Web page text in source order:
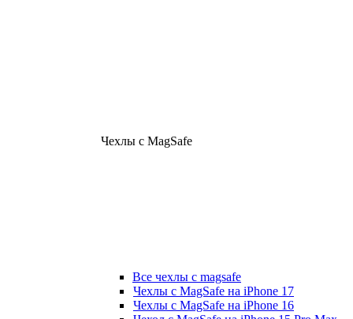
Чехлы с MagSafe
Все чехлы с magsafe
Чехлы с MagSafe на iPhone 17
Чехлы с MagSafe на iPhone 16